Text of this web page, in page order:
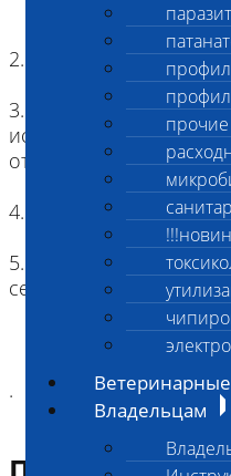
прочие
Владельцам
2. Метод: ПЦР
3. Форма заключения
исследования:
отрицательный)
4. Единицы измерения:
5. Виды животных: все
.